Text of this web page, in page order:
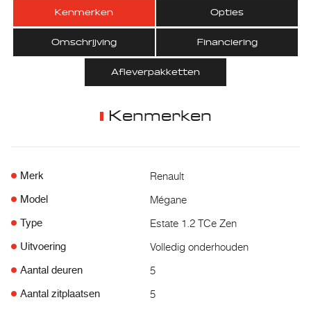
Kenmerken Opties
Omschrijving Financiering
Afleverpakketten
Kenmerken
Merk Renault
Model Mégane
Type Estate 1.2 TCe Zen
Uitvoering Volledig onderhouden
Aantal deuren 5
Aantal zitplaatsen 5